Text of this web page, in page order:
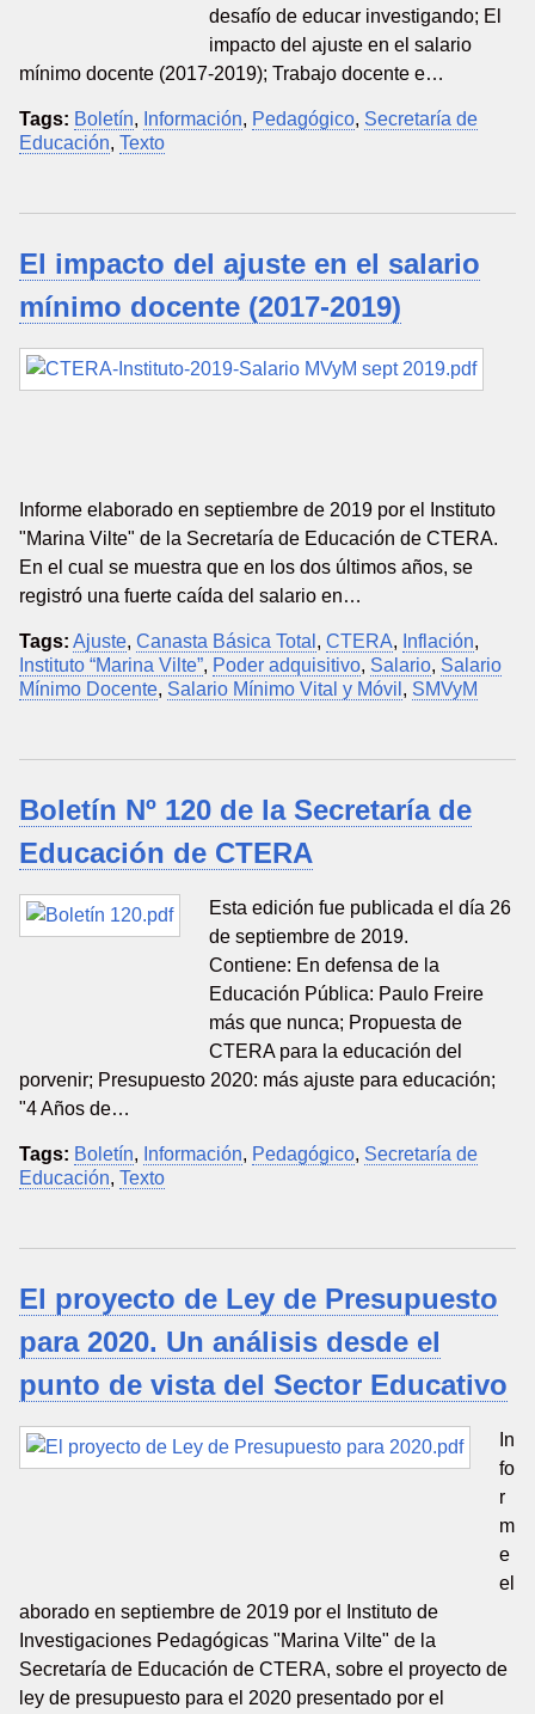
desafío de educar investigando; El
impacto del ajuste en el salario
mínimo docente (2017-2019); Trabajo docente e…
Tags: Boletín, Información, Pedagógico, Secretaría de
Educación, Texto
El impacto del ajuste en el salario
mínimo docente (2017-2019)
Informe elaborado en septiembre de 2019 por el Instituto
"Marina Vilte" de la Secretaría de Educación de CTERA.
En el cual se muestra que en los dos últimos años, se
registró una fuerte caída del salario en…
Tags: Ajuste, Canasta Básica Total , CTERA, Inflación,
Instituto “Marina Vilte”, Poder adquisitivo, Salario, Salario
Mínimo Docente, Salario Mínimo Vital y Móvil , SMVyM
Boletín Nº 120 de la Secretaría de
Educación de CTERA
Esta edición fue publicada el día 26
de septiembre de 2019.
Contiene: En defensa de la
Educación Pública: Paulo Freire
más que nunca; Propuesta de
CTERA para la educación del
porvenir; Presupuesto 2020: más ajuste para educación;
"4 Años de…
Tags: Boletín, Información, Pedagógico, Secretaría de
Educación, Texto
El proyecto de Ley de Presupuesto
para 2020. Un análisis desde el
punto de vista del Sector Educativo
In
fo
r
m
e
el
aborado en septiembre de 2019 por el Instituto de
Investigaciones Pedagógicas "Marina Vilte" de la
Secretaría de Educación de CTERA, sobre el proyecto de
ley de presupuesto para el 2020 presentado por el